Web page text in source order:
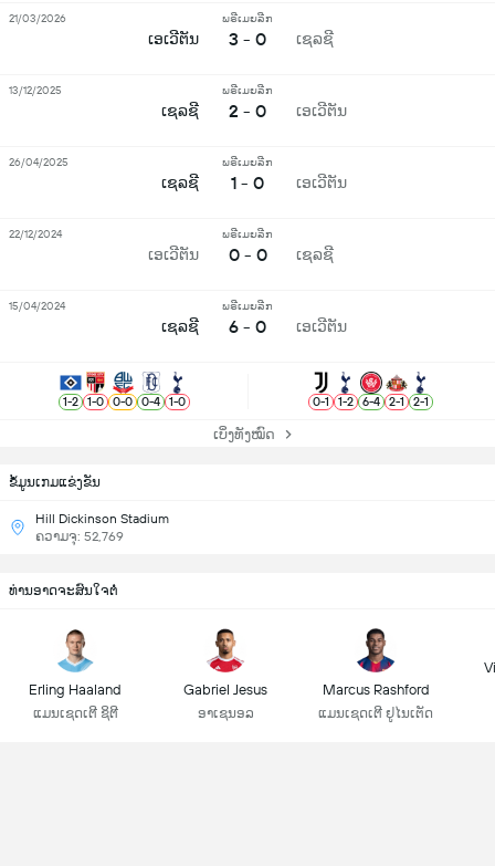
ຂ້ໍມູນເກມແຂ່ງຂັນ
Hill Dickinson Stadium
ຄວາມຈຸ: 52,769
ເອເວີຕັນ
ພຣີເມຍລີກ
3 - 0 ເຊລຊີ
21/03/2026
ເຊລຊີ
ພຣີເມຍລີກ
2 - 0 ເອເວີຕັນ
13/12/2025
ເຊລຊີ
ພຣີເມຍລີກ
1 - 0 ເອເວີຕັນ
26/04/2025
ເອເວີຕັນ
ພຣີເມຍລີກ
0 - 0 ເຊລຊີ
22/12/2024
ເຊລຊີ
ພຣີເມຍລີກ
6 - 0 ເອເວີຕັນ
15/04/2024
1-2 1-0 0-0 0-4 1-0 0-1 1-2 6-4 2-1 2-1
ເບິ່ງທັງໝົດ
ທ່ານອາດຈະສົນໃຈຕໍ່
Erling Haaland
ແມນເຊດເຕີ ຊິຕີ
Gabriel Jesus
ອາເຊນອລ
Marcus Rashford
ແມນເຊດເຕີ ຢູໄນເຕັດ